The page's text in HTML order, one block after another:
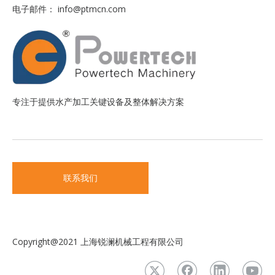
电子邮件： info@ptmcn.com
专注于提供水产加工关键设备及整体解决方案
联系我们
Copyright@2021 上海锐澜机械工程有限公司